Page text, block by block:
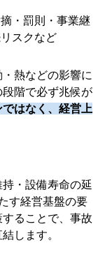
・罰則・事業継
スクなど
熱などの影響に
階で必ず兆候が
はなく、経営上
・設備寿命の延
す経営基盤の要
ることで、事故
します。